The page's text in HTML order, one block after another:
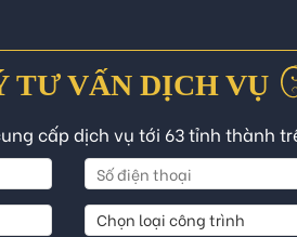
TƯ VẤN DỊCH VỤ
cấp dịch vụ tới 63 tỉnh thành